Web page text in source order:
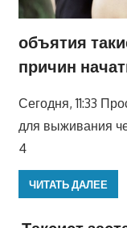
объятия
причин
Сегодня, 11:33
для выживания
4
ЧИТАТЬ ДАЛЕЕ